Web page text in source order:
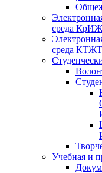
среда
среда КТЖТ
Учебная и